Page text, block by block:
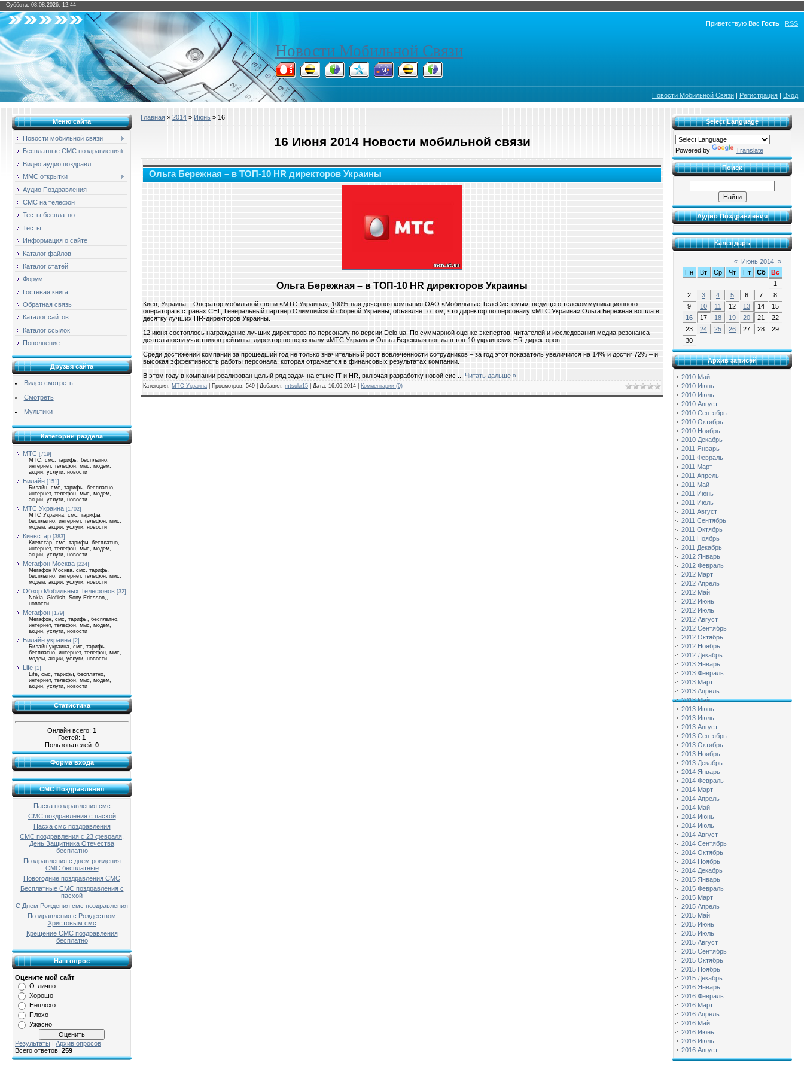
Суббота, 08.08.2026, 12:44
Приветствую Вас Гость | RSS
Новости Мобильной Связи
Новости Мобильной Связи | Регистрация | Вход
Меню сайта
Новости мобильной связи
Бесплатные СМС поздравления
Видео аудио поздравл...
ММС открытки
Аудио Поздравления
СМС на телефон
Тесты бесплатно
Тесты
Информация о сайте
Каталог файлов
Каталог статей
Форум
Гостевая книга
Обратная связь
Каталог сайтов
Каталог ссылок
Пополнение
Друзья сайта
Видео смотреть
Смотреть
Мультики
Категории раздела
МТС [719]
МТС, смс, тарифы, бесплатно,
интернет, телефон, ммс, модем,
акции, услуги, новости
Билайн [151]
Билайн, смс, тарифы, бесплатно,
интернет, телефон, ммс, модем,
акции, услуги, новости
МТС Украина [1702]
МТС Украина, смс, тарифы,
бесплатно, интернет, телефон, ммс,
модем, акции, услуги, новости
Киевстар [383]
Киевстар, смс, тарифы, бесплатно,
интернет, телефон, ммс, модем,
акции, услуги, новости
Мегафон Москва [224]
Мегафон Москва, смс, тарифы,
бесплатно, интернет, телефон, ммс,
модем, акции, услуги, новости
Обзор Мобильных Телефонов [32]
Nokia, Glofiish, Sony Ericsson,,
новости
Мегафон [179]
Мегафон, смс, тарифы, бесплатно,
интернет, телефон, ммс, модем,
акции, услуги, новости
Билайн украина [2]
Билайн украина, смс, тарифы,
бесплатно, интернет, телефон, ммс,
модем, акции, услуги, новости
Life [1]
Life, смс, тарифы, бесплатно,
интернет, телефон, ммс, модем,
акции, услуги, новости
Статистика
Онлайн всего: 1
Гостей: 1
Пользователей: 0
Форма входа
СМС Поздравления
Пасха поздравления смс
СМС поздравления с пасхой
Пасха смс поздравления
СМС поздравления с 23 февраля,
День Защитника Отечества
бесплатно
Поздравления с днем рождения
СМС бесплатные
Новогодние поздравления СМС
Бесплатные СМС поздравления с
пасхой
С Днем Рождения смс поздравления
Поздравления с Рождеством
Христовым смс
Крещение СМС поздравления
бесплатно
Наш опрос
Оцените мой сайт
Отлично
Хорошо
Неплохо
Плохо
Ужасно
Результаты | Архив опросов
Всего ответов: 259
Главная » 2014 » Июнь » 16
16 Июня 2014 Новости мобильной связи
Ольга Бережная – в ТОП-10 HR директоров Украины
Ольга Бережная – в ТОП-10 HR директоров Украины
Киев, Украина – Оператор мобильной связи «МТС Украина», 100%-ная дочерняя компания ОАО «Мобильные ТелеСистемы», ведущего телекоммуникационного
оператора в странах СНГ, Генеральный партнер Олимпийской сборной Украины, объявляет о том, что директор по персоналу «МТС Украина» Ольга Бережная вошла в
десятку лучших HR-директоров Украины.
12 июня состоялось награждение лучших директоров по персоналу по версии Delo.ua. По суммарной оценке экспертов, читателей и исследования медиа резонанса
деятельности участников рейтинга, директор по персоналу «МТС Украина» Ольга Бережная вошла в топ-10 украинских HR-директоров.
Среди достижений компании за прошедший год не только значительный рост вовлеченности сотрудников – за год этот показатель увеличился на 14% и достиг 72% – и
высокая эффективность работы персонала, которая отражается в финансовых результатах компании.
В этом году в компании реализован целый ряд задач на стыке IT и HR, включая разработку новой сис ... Читать дальше »
Категория: МТС Украина | Просмотров: 549 | Добавил: mtsukr15 | Дата: 16.06.2014 Комментарии (0)
Select Language
Powered by Translate
Поиск
Аудио Поздравления
Календарь
« Июнь 2014 »
Пн
Вт Ср Чт Пт Сб
Вс
1
2
3 4 5 6 7
8
9
10 11 12 13 14
15
16
17 18 19 20 21
22
23
24 25 26 27 28
29
30
Архив записей
2010 Май
2010 Июнь
2010 Июль
2010 Август
2010 Сентябрь
2010 Октябрь
2010 Ноябрь
2010 Декабрь
2011 Январь
2011 Февраль
2011 Март
2011 Апрель
2011 Май
2011 Июнь
2011 Июль
2011 Август
2011 Сентябрь
2011 Октябрь
2011 Ноябрь
2011 Декабрь
2012 Январь
2012 Февраль
2012 Март
2012 Апрель
2012 Май
2012 Июнь
2012 Июль
2012 Август
2012 Сентябрь
2012 Октябрь
2012 Ноябрь
2012 Декабрь
2013 Январь
2013 Февраль
2013 Март
2013 Апрель
2013 Май
2013 Июнь
2013 Июль
2013 Август
2013 Сентябрь
2013 Октябрь
2013 Ноябрь
2013 Декабрь
2014 Январь
2014 Февраль
2014 Март
2014 Апрель
2014 Май
2014 Июнь
2014 Июль
2014 Август
2014 Сентябрь
2014 Октябрь
2014 Ноябрь
2014 Декабрь
2015 Январь
2015 Февраль
2015 Март
2015 Апрель
2015 Май
2015 Июнь
2015 Июль
2015 Август
2015 Сентябрь
2015 Октябрь
2015 Ноябрь
2015 Декабрь
2016 Январь
2016 Февраль
2016 Март
2016 Апрель
2016 Май
2016 Июнь
2016 Июль
2016 Август